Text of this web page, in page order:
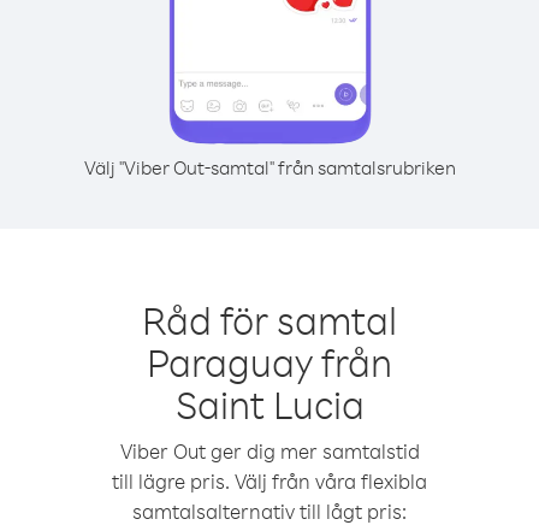
Välj "Viber Out-samtal" från samtalsrubriken
Råd för samtal
Paraguay från
Saint Lucia
Viber Out ger dig mer samtalstid
till lägre pris. Välj från våra flexibla
samtalsalternativ till lågt pris: